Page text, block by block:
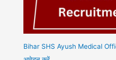
Bihar SHS Ayush Medical